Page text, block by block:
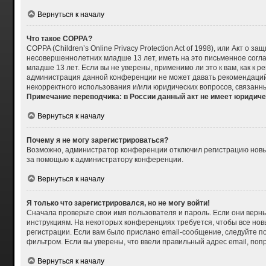
Вернуться к началу
Что такое COPPA?
COPPA (Children’s Online Privacy Protection Act of 1998), или Акт о
несовершеннолетних младше 13 лет, иметь на это письменное
младше 13 лет. Если вы не уверены, применимо ли это к вам, как к
администрация данной конференции не может давать
некорректного использования и/или юридических вопросов,
Примечание переводчика: в России данный акт не имеет
Вернуться к началу
Почему я не могу зарегистрироваться?
Возможно, администратор конференции отключил регистрацию
за помощью к администратору конференции.
Вернуться к началу
Я только что зарегистрировался, но не могу войти!
Сначала проверьте свои имя пользователя и пароль. Если они
инструкциям. На некоторых конференциях требуется, чтобы все
регистрации. Если вам было прислано email-сообщение, следуйте
фильтром. Если вы уверены, что ввели правильный адрес email,
Вернуться к началу